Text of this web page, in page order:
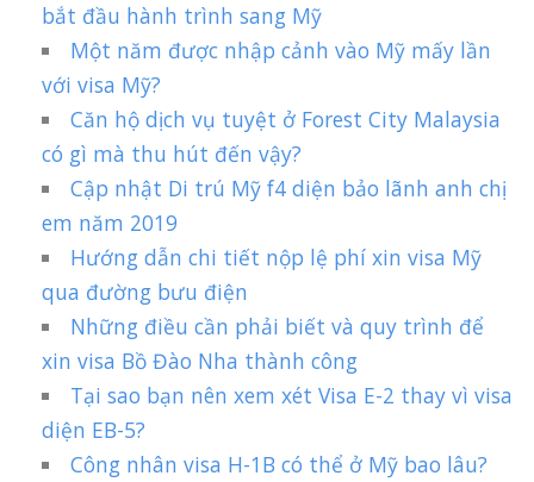
bắt đầu hành trình sang Mỹ
Một năm được nhập cảnh vào Mỹ mấy lần
với visa Mỹ?
Căn hộ dịch vụ tuyệt ở Forest City Malaysia
có gì mà thu hút đến vậy?
Cập nhật Di trú Mỹ f4 diện bảo lãnh anh chị
em năm 2019
Hướng dẫn chi tiết nộp lệ phí xin visa Mỹ
qua đường bưu điện
Những điều cần phải biết và quy trình để
xin visa Bồ Đào Nha thành công
Tại sao bạn nên xem xét Visa E-2 thay vì visa
diện EB-5?
Công nhân visa H-1B có thể ở Mỹ bao lâu?